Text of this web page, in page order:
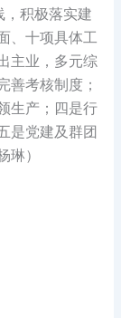
，积极落实建
、十项具体工
主业，多元综
善考核制度；
生产；四是行
是党建及群团
琳）